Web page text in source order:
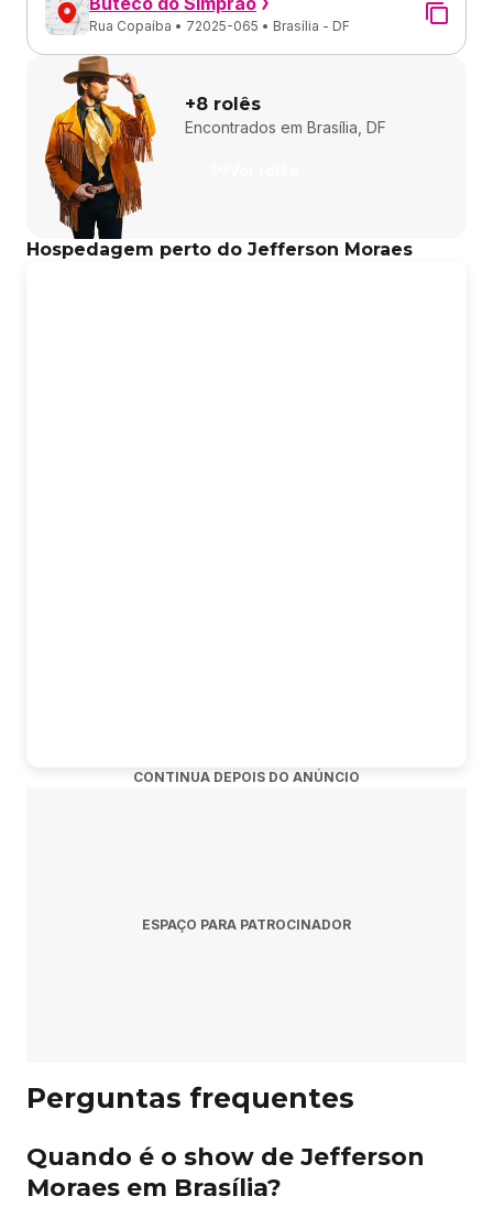
Rua Copaíba • 72025-065 • Brasília - DF
+8 rolês
Encontrados em Brasília, DF
Hospedagem perto do Jefferson Moraes
CONTINUA DEPOIS DO ANÚNCIO
ESPAÇO PARA PATROCINADOR
Perguntas frequentes
Quando é o show de Jefferson
Moraes em Brasília?